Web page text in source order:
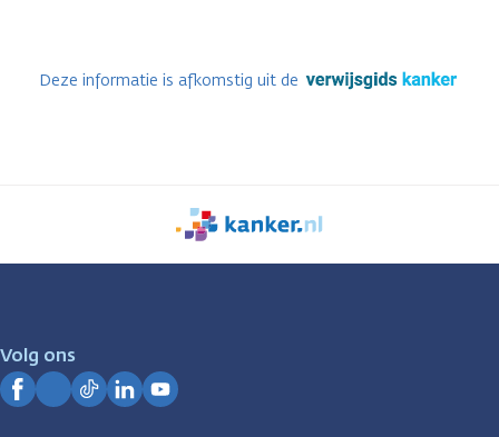
Deze informatie is afkomstig uit de
We
zijn
Volg ons